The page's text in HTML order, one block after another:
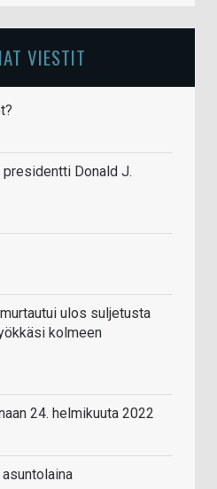
VIESTIT
presidentti Donald J.
ulos suljetusta
kolmeen
24. helmikuuta 2022